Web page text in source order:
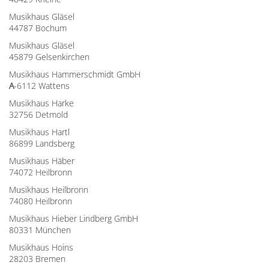
Musikhaus Gläsel
44787 Bochum
Musikhaus Gläsel
45879 Gelsenkirchen
Musikhaus Hammerschmidt GmbH
A-6112 Wattens
Musikhaus Harke
32756 Detmold
Musikhaus Hartl
86899 Landsberg
Musikhaus Häber
74072 Heilbronn
Musikhaus Heilbronn
74080 Heilbronn
Musikhaus Hieber Lindberg GmbH
80331 München
Musikhaus Hoins
28203 Bremen